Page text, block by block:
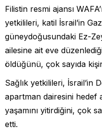
Filistin resmi ajansı
yetkilileri, katil İsrail’in
güneydoğusundaki Ez-
ailesine ait eve
öldüğünü, çok sayıda
Sağlık yetkilileri, İsrail’in
apartman dairesini hedef
yaşamını yitirdiğini, çok
etti.